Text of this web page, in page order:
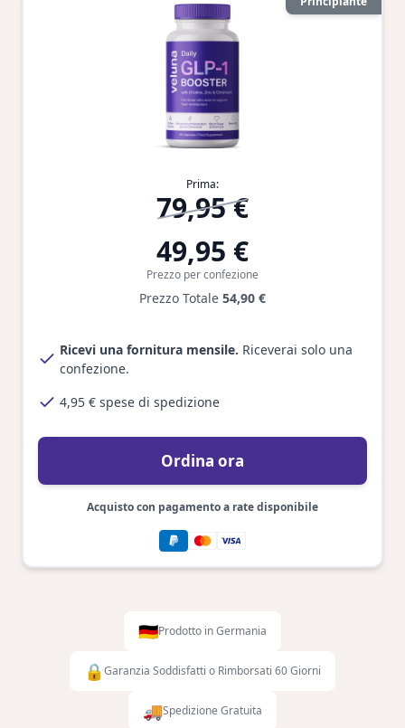
Prima:
79,95 €
49,95 €
Prezzo per confezione
Prezzo Totale 54,90 €
Ricevi una fornitura mensile. Riceverai solo una
confezione.
4,95 € spese di spedizione
Ordina ora
Acquisto con pagamento a rate disponibile
🇩🇪Prodotto in Germania
🔒 Garanzia Soddisfatti o Rimborsati 60 Giorni
🚚Spedizione Gratuita